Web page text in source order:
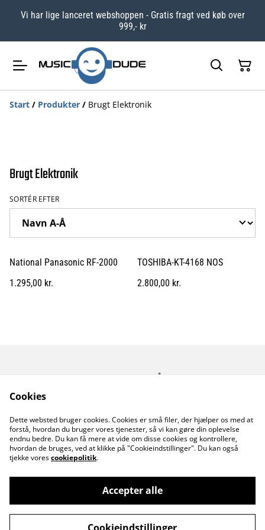
Vi har lige lanceret webshoppen - Gratis fragt ved køb over
999,- kr
Start / Produkter / Brugt Elektronik
Brugt Elektronik
SORTÉR EFTER
National Panasonic RF-2000
1.295,00 kr.
TOSHIBA-KT-4168 NOS
2.800,00 kr.
Kontakt os
Åbningstider
Cookiepolitik
©2026MusicDude
Cookies
Dette websted bruger cookies. Cookies er små filer, der hjælper os med at
forstå, hvordan du bruger vores tjenester, så vi kan gøre din oplevelse
endnu bedre. Du kan få mere at vide om disse cookies og kontrollere,
hvordan de bruges, ved at klikke på "Cookieindstillinger". Du kan også
tjekke vorescookiepolitik.
Accepter alle